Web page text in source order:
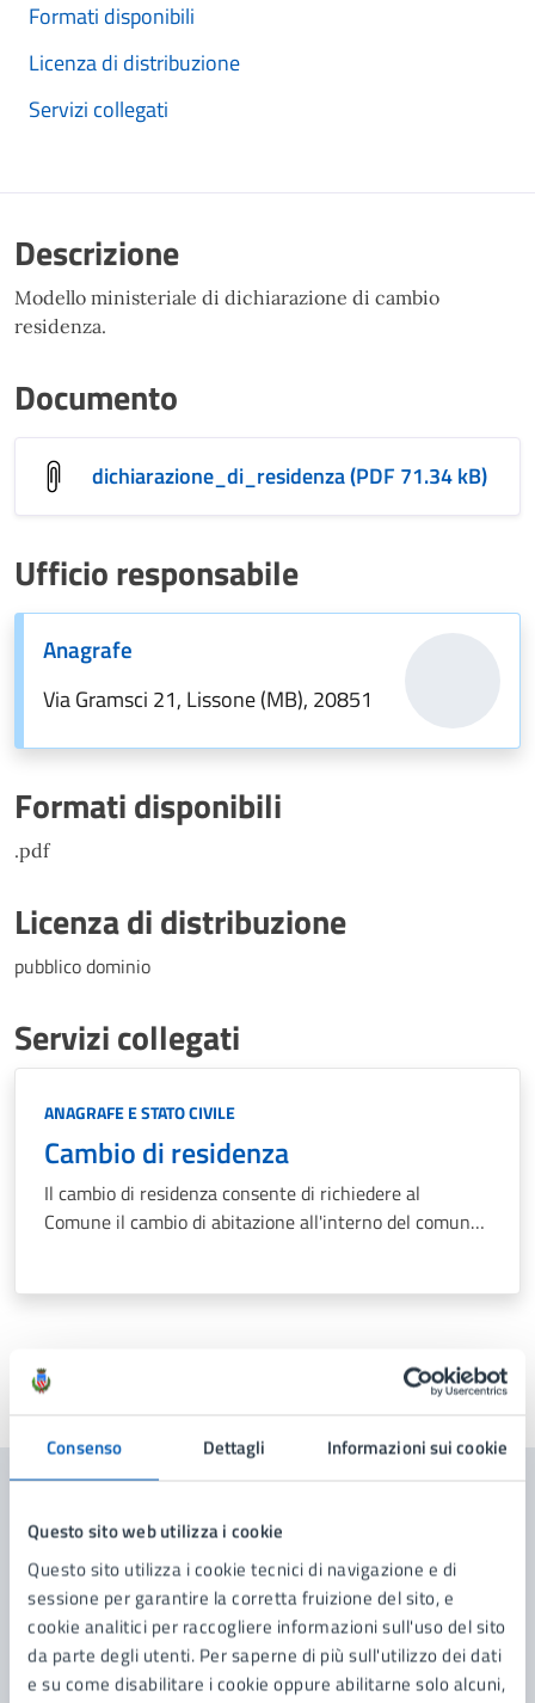
Consenso Dettagli Informazioni sui cookie
Questo sito web utilizza i cookie
Questo sito utilizza i cookie tecnici di navigazione e di
sessione per garantire la corretta fruizione del sito, e
cookie analitici per raccogliere informazioni sull'uso del sito
da parte degli utenti. Per saperne di più sull'utilizzo dei dati
e su come disabilitare i cookie oppure abilitarne solo alcuni,
Formati disponibili
Licenza di distribuzione
Servizi collegati
Descrizione
Modello ministeriale di dichiarazione di cambio
residenza.
Documento
dichiarazione_di_residenza (PDF 71.34 kB)
Ufficio responsabile
Anagrafe
Via Gramsci 21, Lissone (MB), 20851
Formati disponibili
.pdf
Licenza di distribuzione
pubblico dominio
Servizi collegati
Categoria:
ANAGRAFE E STATO CIVILE
Cambio di residenza
Il cambio di residenza consente di richiedere al
Comune il cambio di abitazione all'interno del comune
Contenuti correlati
Servizi
Certificati Anagrafici